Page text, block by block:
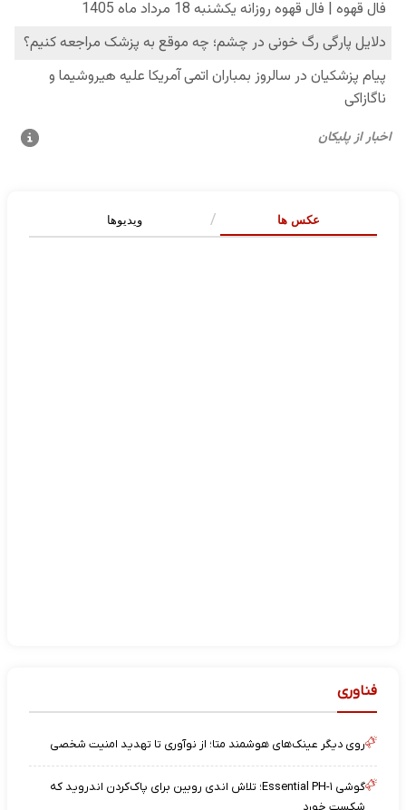
عکس ها ویدیوها
فناوری
روی دیگر عینک‌های هوشمند متا؛ از نوآوری تا تهدید امنیت شخصی
گوشی Essential PH-۱؛ تلاش اندی روبین برای پاک‌کردن اندروید که
شکست خورد